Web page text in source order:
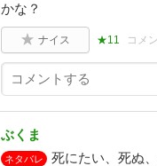
かな？
ナイス ★11 コメ
ぶくま
ネタバレ
死にたい、死ぬ